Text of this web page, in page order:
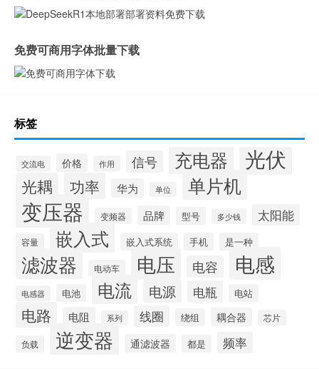
免费可商用字体批量下载
标签
交流电 价格 作用 信号 充电器 光伏
光耦 功率 华为 单位 单片机
变压器 变频器 品牌 型号 多少钱 太阳能
容量 嵌入式 嵌入式系统 手机 是一种
滤波器 电动车 电压 电容 电感
电感器 电池 电流 电源 电瓶 电站
电路 电阻 系列 线圈 绕组 耦合器 芯片
负载 逆变器 通滤波器 都是 频率